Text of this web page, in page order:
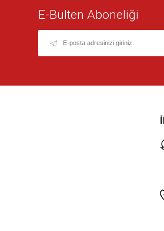
E-Bülten Aboneliği